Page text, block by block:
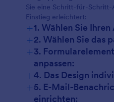
Sie eine Schritt-für-
Einstieg erleichtert:
+1. Wählen Sie
+2. Wählen Sie das
+3.
anpassen:
+4. Das Design
+5. E-Mail-
einrichten: